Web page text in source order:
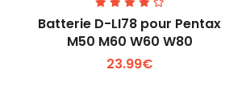
Voir plus +
Batterie D-LI78 pour Pentax
M50 M60 W60 W80
23.99€